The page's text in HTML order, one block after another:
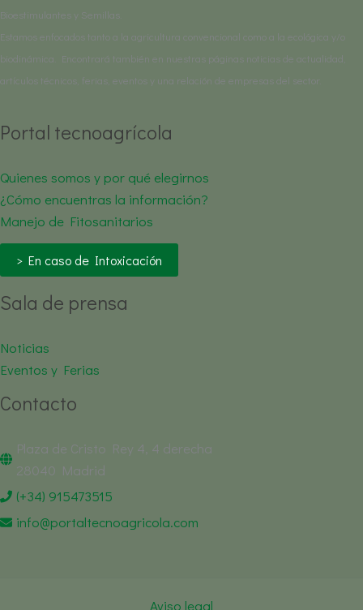
Bioestimulantes y Semillas.
Estamos enfocados tanto a la agricultura convencional como a la ecológica y/o
biodinámica. Encontrará también en nuestras páginas noticias de actualidad,
artículos técnicos, ferias, eventos y una relación de empresas del sector.
Portal tecnoagrícola
Quienes somos y por qué elegirnos
¿Cómo encuentras la información?
Manejo de Fitosanitarios
> En caso de Intoxicación
Sala de prensa
Noticias
Eventos y Ferias
Contacto
Plaza de Cristo Rey 4, 4 derecha
28040 Madrid
(+34) 915473515
info@portaltecnoagricola.com
Aviso legal